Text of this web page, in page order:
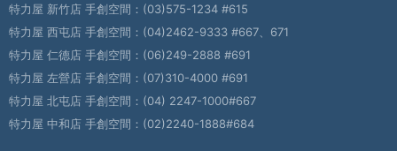
特力屋 新竹店 手創空間： (03)575-1234 #615
特力屋 西屯店 手創空間： (04)2462-9333 #667、671
特力屋 仁德店 手創空間： (06)249-2888 #691
特力屋 左營店 手創空間： (07)310-4000 #691
特力屋 北屯店 手創空間： (04) 2247-1000#667
特力屋 中和店 手創空間： (02)2240-1888#684